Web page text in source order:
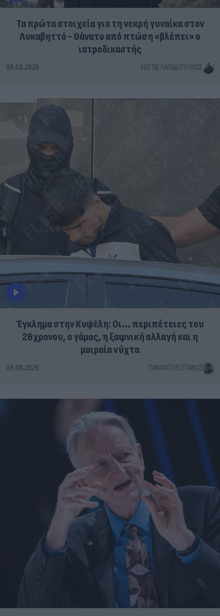
Τα πρώτα στοιχεία για τη νεκρή γυναίκα στον
Λυκαβηττό - Θάνατο από πτώση «βλέπει» ο
ιατροδικαστής
08.08.2026 ΚΏΣΤΑΣ ΠΑΠΑΔΌΠΟΥΛΟΣ
Έγκλημα στην Κυψέλη: Οι... περιπέτειες του
26χρονου, ο γάμος, η ξαφνική αλλαγή και η
μοιραία νύχτα
08.08.2026 ΠΑΝΑΓΙΏΤΗΣ ΣΠΑΝΌΣ